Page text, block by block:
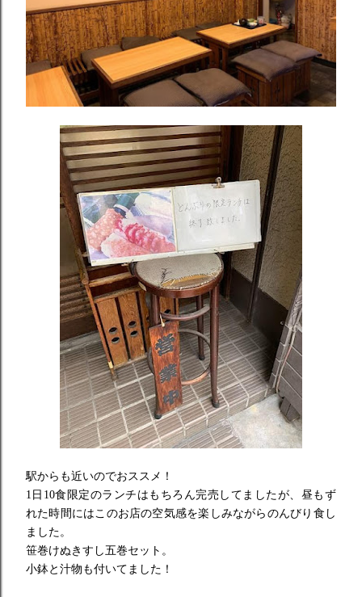
駅からも近いのでおススメ！
1日10食限定のランチはもちろん完売してましたが、 昼もず
れた時間にはこのお店の空気感を楽しみながらのんびり食し
ました。
笹巻けぬきすし五巻セット。
小鉢と汁物も付いてました！